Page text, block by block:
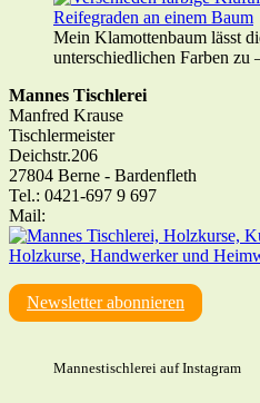
Mein Klamottenbaum lässt
unterschiedlichen Farben zu
Primary
Sidebar
Mannes Tischlerei
Manfred Krause
Tischlermeister
Deichstr.206
27804 Berne - Bardenfleth
Tel.: 0421-697 9 697
Mail:
Newsletter abonnieren
Mannestischlerei auf Instagram